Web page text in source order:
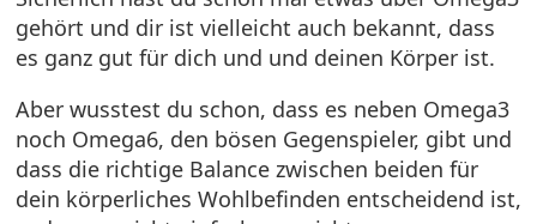
gehört und dir ist vielleicht auch bekannt, dass
es ganz gut für dich und und deinen Körper ist.
Aber wusstest du schon, dass es neben Omega3
noch Omega6, den bösen Gegenspieler, gibt und
dass die richtige Balance zwischen beiden für
dein körperliches Wohlbefinden entscheidend ist,